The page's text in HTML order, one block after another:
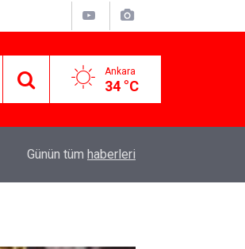
Ankara
34 °C
geliyor!
Günün tüm haberleri